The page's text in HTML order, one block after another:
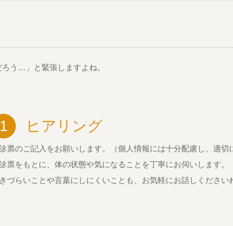
う…」と緊張しますよね。
1 ヒアリング
票のご記入をお願いします。（個人情報には十分配慮し、適切
票をもとに、体の状態や気になることを丁寧にお伺いします。
づらいことや言葉にしにくいことも、お気軽にお話しください